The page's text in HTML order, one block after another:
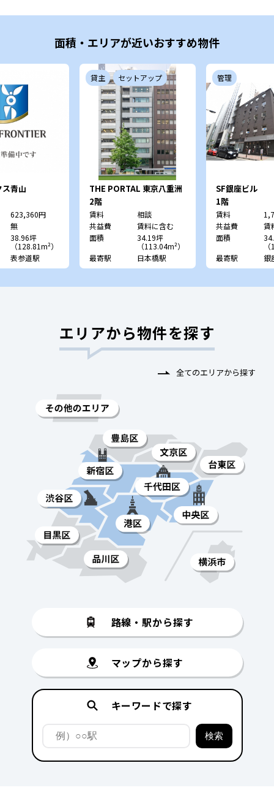
面積・エリアが近いおすすめ物件
青山
623,360円
無
38.96坪
（128.81m²）
表参道駅
貸主 セットアップ
THE PORTAL 東京八重洲
2階
賃料
相談
共益費
賃料に含む
面積
34.19坪
（113.04m²）
最寄駅
日本橋駅
管理
SF銀座ビル
1階
賃料
共益費
賃
面積
最寄駅
銀
エリアから物件を探す
全てのエリアから探す
路線・駅から探す
マップから探す
キーワードで探す